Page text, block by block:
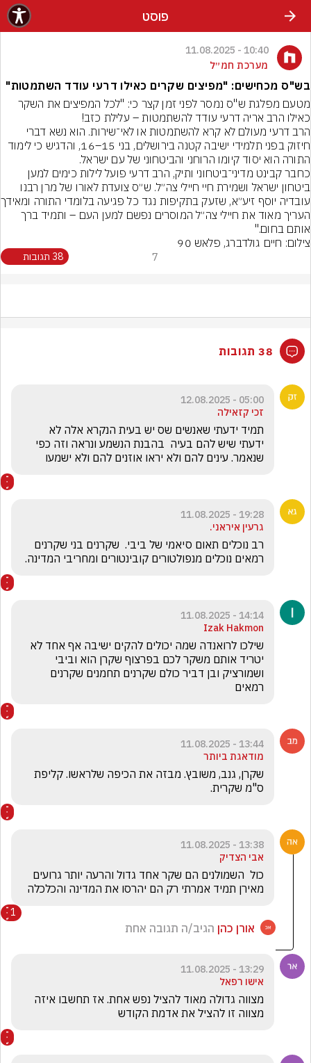
פוסט
10:40 - 11.08.2025
מערכת חמ״ל
בש"ס מכחישים: "מפיצים שקרים כאילו דרעי עודד השתמטות"
עובדיה יוסף
העריך מאוד את חיילי צה״ל המוסרים נפשם למען העם – ותמיד ברך
אותם בחום."
צילום: חיים גולדברג, פלאש 90
7 38 תגובות
38 תגובות
05:00 - 12.08.2025
זכי קזאילה
שנאמר. עינים להם ולא יראו אוזנים להם ולא ישמעו
19:28 - 11.08.2025
גרעין איראני.
רמאים נוכלים מנפולטורים קובינטורים ומחריבי המדינה.
14:14 - 11.08.2025
Izak Hakmon
רמאים
13:44 - 11.08.2025
מודאגת ביותר
ס"מ שקרית.
13:38 - 11.08.2025
אבי הצדיק
מאירן תמיד אמרתי רק הם יהרסו את המדינה והכלכלה
1
אורן כהן הגיב/ה תגובה אחת
13:29 - 11.08.2025
אישו רפאל
מצווה זו להציל את אדמת הקודש